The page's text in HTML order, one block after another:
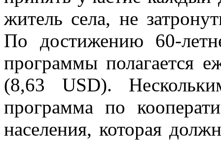
житель села, не
По достижению 60-
программы полагается
(8,63 USD).
программа по
населения, которая